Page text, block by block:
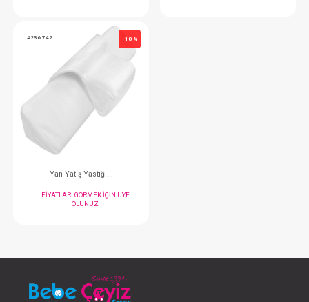
Reflü Yastığı
FIYATLARI GÖRMEK IÇIN ÜYE
Yan Yatış Yastığı...